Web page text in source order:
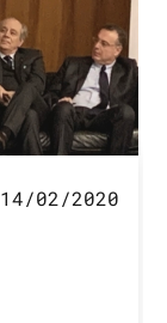
14/02/2020